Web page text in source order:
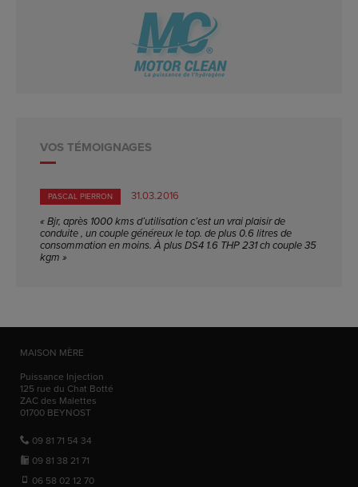
VOS TÉMOIGNAGES
PASCAL PIERRON
31.03.2016
« Bjr, après 1000 kms d’utilisation c’est un vrai plaisir de
conduite , un couple généreux le top. de plus 0.6 litres de
consommation en moins. À plus DS4 1.6 THP 231 ch couple 35
kgm »
MAISON MÈRE
Puissance Injection
125 rue du Chat Botté
ZAC des Malettes
01700 BEYNOST
09 81 71 54 34
09 81 38 21 71
06 58 02 12 70